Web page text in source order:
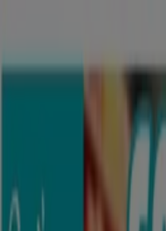
Iper e super
casa e corpo
Bricolage
Benessere
Assicurazioni